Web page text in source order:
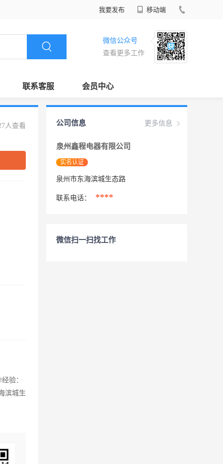
我要发布 移动端
微信公众号
查看更多工作
联系客服 会员中心
人查看
验：
滨城生
更多信息
公司信息
泉州鑫程电器有限公司
实名认证
泉州市东海滨城生态路
联系电话： ****
微信扫一扫找工作